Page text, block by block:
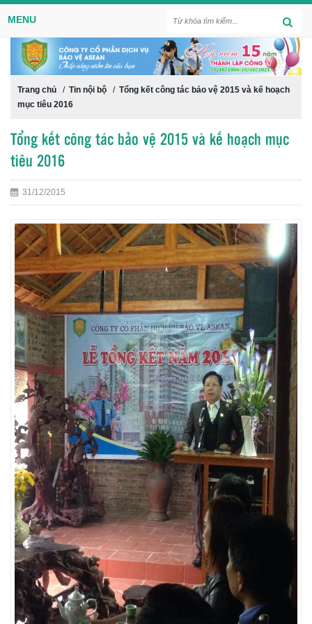
MENU
Trang chủ / Tin nội bộ / Tổng kết công tác bảo vệ 2015 và kế hoạch
mục tiêu 2016
Tổng kết công tác bảo vệ 2015 và kế hoạch mục
tiêu 2016
31/12/2015